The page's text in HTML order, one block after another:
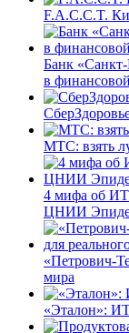
F.A.C.C.T.
Банк
в
МТС: взять
4 мифа об
ЦНИИ
«Петрович-
мира
«Эталон»: